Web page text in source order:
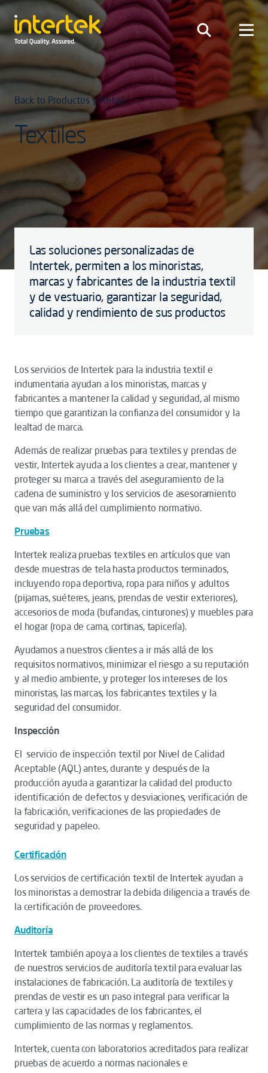
Back to Productos y Retail
Textiles
Las soluciones personalizadas de
Intertek, permiten a los minoristas,
marcas y fabricantes de la industria textil
y de vestuario, garantizar la seguridad,
calidad y rendimiento de sus productos
Los servicios de Intertek para la industria textil e
indumentaria ayudan a los minoristas, marcas y
fabricantes a mantener la calidad y seguridad, al mismo
tiempo que garantizan la confianza del consumidor y la
lealtad de marca.
Además de realizar pruebas para textiles y prendas de
vestir, Intertek ayuda a los clientes a crear, mantener y
proteger su marca a través del aseguramiento de la
cadena de suministro y los servicios de asesoramiento
que van más allá del cumplimiento normativo.
Pruebas
Intertek realiza pruebas textiles en artículos que van
desde muestras de tela hasta productos terminados,
incluyendo ropa deportiva, ropa para niños y adultos
(pijamas, suéteres, jeans, prendas de vestir exteriores),
accesorios de moda (bufandas, cinturones) y muebles para
el hogar (ropa de cama, cortinas, tapicería).
Ayudamos a nuestros clientes a ir más allá de los
requisitos normativos, minimizar el riesgo a su reputación
y al medio ambiente, y proteger los intereses de los
minoristas, las marcas, los fabricantes textiles y la
seguridad del consumidor.
Inspección
El servicio de inspección textil por Nivel de Calidad
Aceptable (AQL) ​​antes, durante y después de la
producción ayuda a garantizar la calidad del producto
identificación de defectos y desviaciones, verificación de
la fabricación, verificaciones de las propiedades de
seguridad y papeleo.
Certificación
Los servicios de certificación textil de Intertek ayudan a
los minoristas a demostrar la debida diligencia a través de
la certificación de proveedores.
Auditoría
Intertek también apoya a los clientes de textiles a través
de nuestros servicios de auditoría textil para evaluar las
instalaciones de fabricación. La auditoría de textiles y
prendas de vestir es un paso integral para verificar la
cartera y las capacidades de los fabricantes, el
cumplimiento de las normas y reglamentos.
Intertek, cuenta con laboratorios acreditados para realizar
pruebas de acuerdo a normas nacionales e